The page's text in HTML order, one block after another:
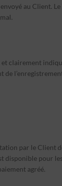
au Client.
clairement
par le Client
disponible pour
agréé.